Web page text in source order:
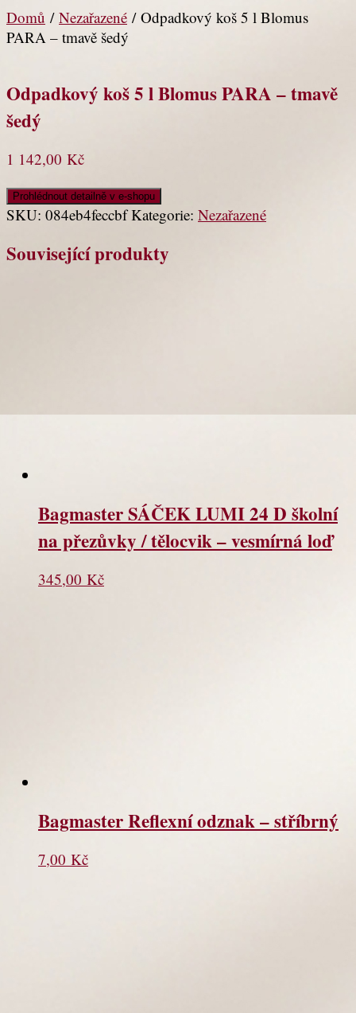
Domů / Nezařazené / Odpadkový koš 5 l Blomus
PARA – tmavě šedý
Odpadkový koš 5 l Blomus PARA – tmavě
šedý
1 142,00 Kč
Prohlédnout detailně v e-shopu
SKU: 084eb4feccbf Kategorie: Nezařazené
Související produkty
Bagmaster SÁČEK LUMI 24 D školní
na přezůvky / tělocvik – vesmírná loď
345,00 Kč
Bagmaster Reflexní odznak – stříbrný
7,00 Kč